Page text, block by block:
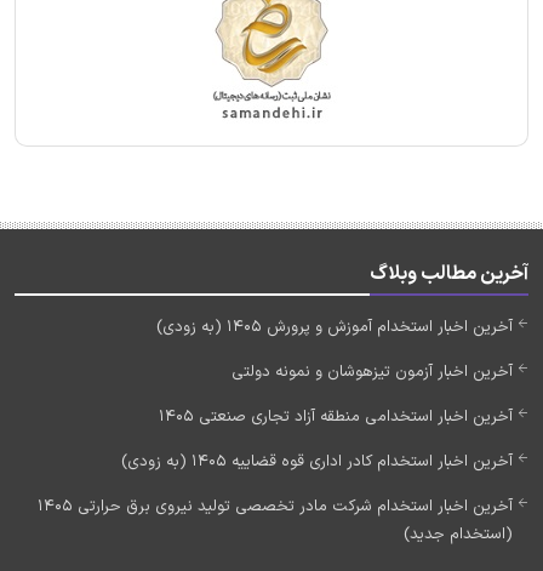
آخرین مطالب وبلاگ
آخرین اخبار استخدام آموزش و پرورش 1405 (به زودی)
آخرین اخبار آزمون تیزهوشان و نمونه دولتی
آخرین اخبار استخدامی منطقه آزاد تجاری صنعتی 1405
آخرین اخبار استخدام کادر اداری قوه قضاییه 1405 (به زودی)
آخرین اخبار استخدام شرکت مادر تخصصی تولید نیروی برق حرارتی 1405
(استخدام جدید)